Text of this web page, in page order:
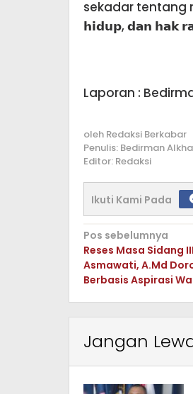
sekadar tentang
𝗵𝗶𝗱𝘂𝗽, 𝗱𝗮𝗻 𝗵𝗮𝗸
Laporan :
oleh Redaksi Berkabar
Penulis: Bedirman
Editor: Redaksi
Ikuti Kami Pada
Navigasi
pos
Pos sebelumnya
Reses Masa Sidang
Asmawati, A.Md
Berbasis Aspirasi
Jangan